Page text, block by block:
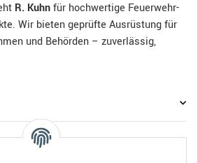
R. Kuhnfür hochwertige Feuerwehr-
Wir bieten geprüfte Ausrüstung für
und Behörden – zuverlässig,